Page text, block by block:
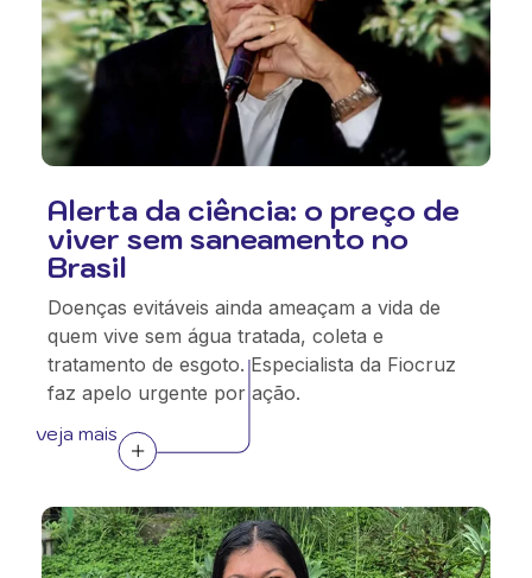
Alerta da ciência: o preço de
viver sem saneamento no
Brasil
Doenças evitáveis ainda ameaçam a vida de
quem vive sem água tratada, coleta e
tratamento de esgoto. Especialista da Fiocruz
faz apelo urgente por ação.
veja mais